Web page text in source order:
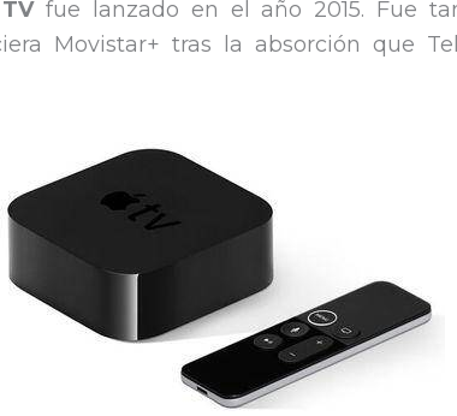
fue lanzado en el año 2015. Fue
Movistar+ tras la absorción que